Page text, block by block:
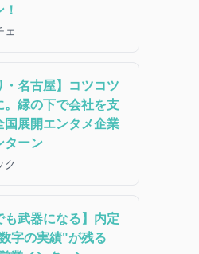
ェ
・名古屋】コツコツ
縁の下で会社を支
国展開エンタメ企業
ターン
ク
も武器になる】内定
字の実績"が残る